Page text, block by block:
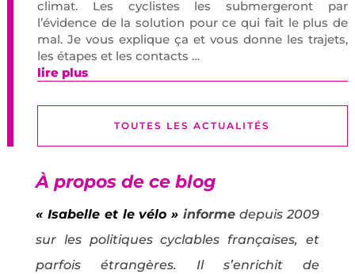
climat. Les cyclistes les submergeront par
l’évidence de la solution pour ce qui fait le plus de
mal. Je vous explique ça et vous donne les trajets,
les étapes et les contacts …
lire plus
TOUTES LES ACTUALITÉS
À propos de ce blog
« Isabelle et le vélo » informe depuis 2009
sur les politiques cyclables françaises, et
parfois étrangères. Il s’enrichit de